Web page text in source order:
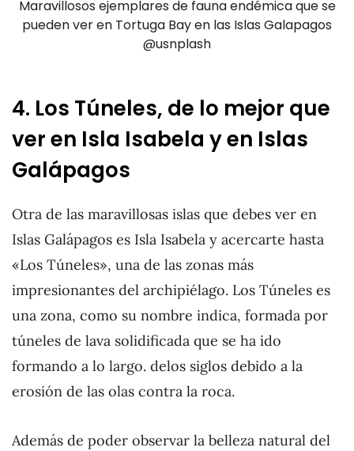
Maravillosos ejemplares de fauna endémica que se
pueden ver en Tortuga Bay en las Islas Galapagos
@usnplash
4. Los Túneles, de lo mejor que
ver en Isla Isabela y en Islas
Galápagos
Otra de las maravillosas islas que debes ver en
Islas Galápagos es Isla Isabela y acercarte hasta
«Los Túneles», una de las zonas más
impresionantes del archipiélago. Los Túneles es
una zona, como su nombre indica, formada por
túneles de lava solidificada que se ha ido
formando a lo largo. delos siglos debido a la
erosión de las olas contra la roca.
Además de poder observar la belleza natural del